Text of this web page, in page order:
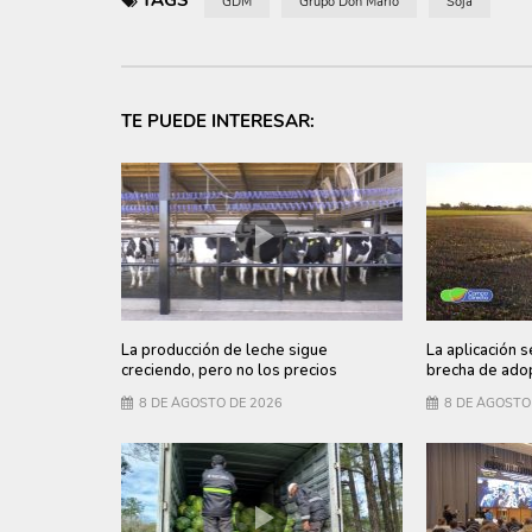
TE PUEDE INTERESAR:
La producción de leche sigue
creciendo, pero no los precios
8 DE AGOSTO DE 2026
La aplicación
brecha de
8 DE